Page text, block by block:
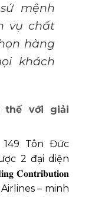
mệnh
vụ chất
hàng
khách
thế với giải
Tôn Đức
2 đại diện
𝐂𝐨𝐧𝐭𝐫𝐢𝐛𝐮𝐭𝐢𝐨𝐧
– minh